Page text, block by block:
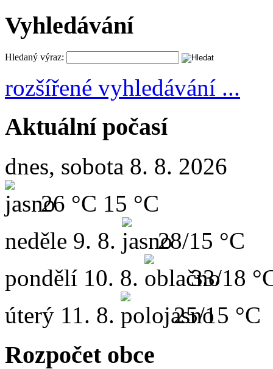
Vyhledávání
Hledaný výraz:
rozšířené vyhledávání ...
Aktuální počasí
dnes, sobota 8. 8. 2026
26 °C 15 °C
neděle 9. 8.
28/15 °C
pondělí 10. 8.
33/18
úterý 11. 8. 25/15 °C
Rozpočet obce